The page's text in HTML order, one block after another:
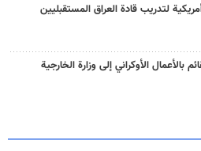
لتدريب قادة العراق المستقبليين
بالأعمال الأوكراني إلى وزارة الخارجية